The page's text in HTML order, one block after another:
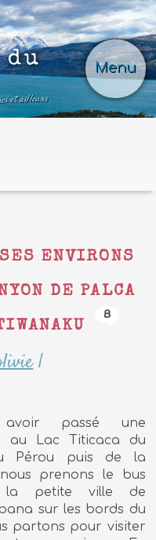
Menu
du
et ailleurs
ENVIRONS
DE PALCA
8
|
avoir passé une
au Lac Titicaca du
Pérou puis de la
nous prenons le bus
la petite ville de
sur les bords du
partons pour visiter